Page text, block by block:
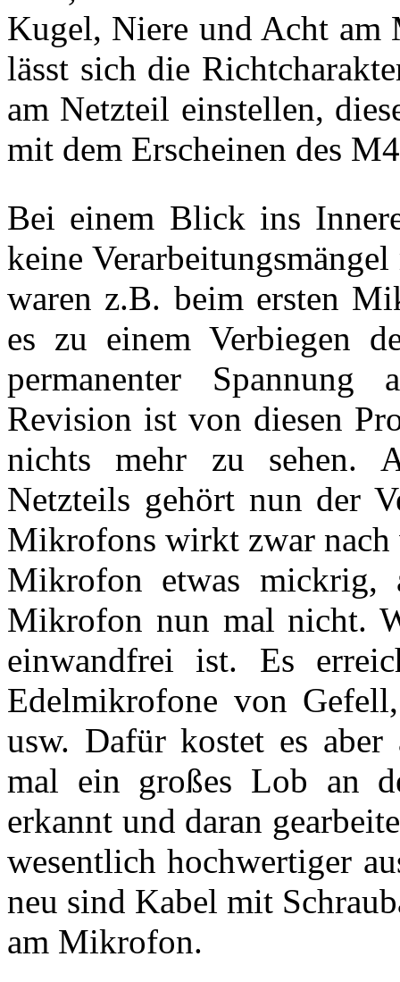
Kugel, Niere und Acht am
lässt sich die
am Netzteil einstellen,
mit dem Erscheinen des
Bei einem Blick ins
keine
waren z.B. beim ersten
es zu einem Verbiegen
permanenter
Revision ist von diesen
nichts mehr zu sehen.
Netzteils gehört nun der
Mikrofons wirkt zwar
Mikrofon etwas mickrig,
Mikrofon nun mal nicht.
einwandfrei ist. Es
Edelmikrofone von
usw. Dafür kostet es
mal ein großes Lob an
erkannt und daran
wesentlich hochwertiger
neu sind Kabel mit
am Mikrofon.